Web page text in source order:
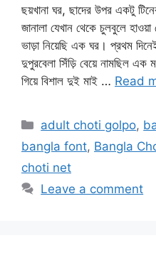
ছয়খানা ঘর, ছাদের উপর একটু
জানালা যেখান থেকে চুলবুলে
ভাড়া নিয়েছি এক ঘর। প্রথম
দুপুরবেলা সিঁড়ি বেয়ে নামছিল
গিয়ে বিশাল দুই মাই … Read
Categories
adult choti golpo,
bangla font, Bangla
choti net
Leave a comment